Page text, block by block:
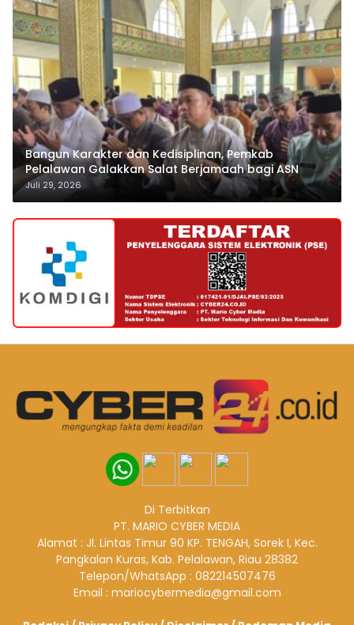
Bangun Karakter dan Kedisiplinan, Pemkab
Pelalawan Galakkan Salat Berjamaah bagi ASN
Juli 29, 2026
Di Terbitkan
PT. MARIO CYBER MEDIA
Alamat : Jl. Lintas Timur 90 KP. TENGAH, Sorek I, Kec.
Pangkalan Kuras, Kab. Pelalawan, Riau 28382
Telepon/WhatsApp : 082214507476
Email : mariocybermedia@gmail.com